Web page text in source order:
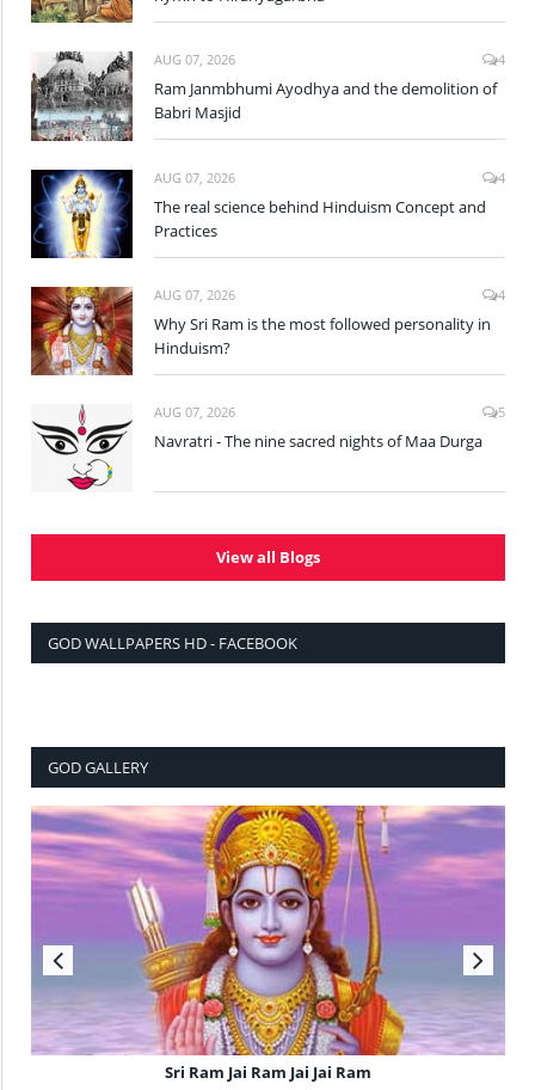
AUG 07, 2026 4
Ram Janmbhumi Ayodhya and the demolition of
Babri Masjid
AUG 07, 2026 4
The real science behind Hinduism Concept and
Practices
AUG 07, 2026 4
Why Sri Ram is the most followed personality in
Hinduism?
AUG 07, 2026 5
Navratri - The nine sacred nights of Maa Durga
View all Blogs
GOD WALLPAPERS HD - FACEBOOK
GOD GALLERY
Sri Ram Jai Ram Jai Jai Ram